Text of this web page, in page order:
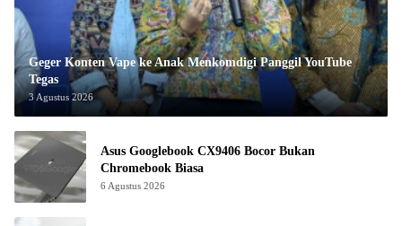
Geger Konten Vape ke Anak Menkomdigi Panggil YouTube
Tegas
3 Agustus 2026
Asus Googlebook CX9406 Bocor Bukan
Chromebook Biasa
6 Agustus 2026